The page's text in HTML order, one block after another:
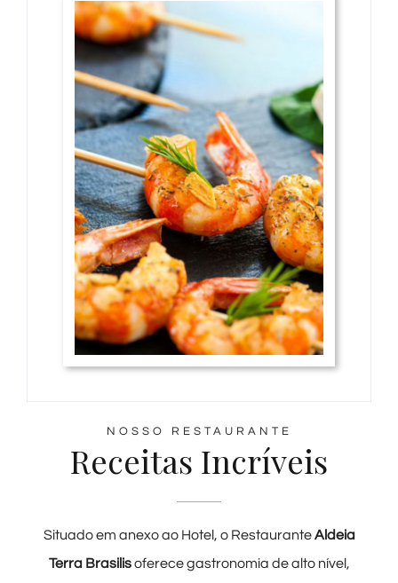
NOSSO RESTAURANTE
Receitas Incríveis
Situado em anexo ao Hotel, o RestauranteAldeia
Terra Brasilisoferece gastronomia de alto nível,